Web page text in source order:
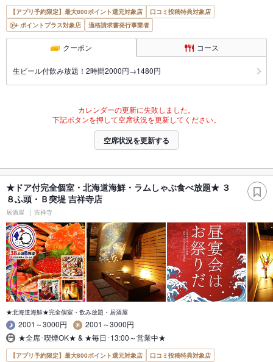
【アプリ予約限定】最大800ポイント還元対象店
口コミ投稿特典対象店
ポイントプラス対象店
適格請求書発行事業者
クーポン コース
生ビール付飲み放題！2時間2000円→1480円
カレンダーの更新に失敗しました。
下記ボタンを押して空席状況を更新してください。
空席状況を更新する
★ドア付完全個室・北海道海鮮・ラムしゃぶ食べ放題★ ３
８ふ頭・Ｂ突堤 吉祥寺店
居酒屋 吉祥寺
★北海道海鮮★完全個室・飲み放題・居酒屋
2001～3000円
2001～3000円
★全席･喫煙OK★ & ★毎日･13:00～営業中★
【アプリ予約限定】最大800ポイント還元対象店
口コミ投稿特典対象店